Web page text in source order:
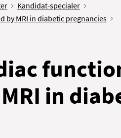
Kandidat-specialer
by MRI in diabetic pregnancies
in